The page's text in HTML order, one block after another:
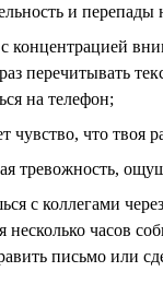
и перепады
концентрацией
перечитывать
на телефон;
чувство, что твоя
тревожность,
с коллегами
несколько часов
письмо или